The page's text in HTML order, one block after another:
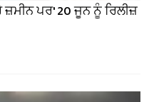
ਜ਼ਮੀਨ ਪਰ' 20 ਜੂਨ ਨੂੰ ਰਿਲੀਜ਼